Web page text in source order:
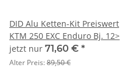
DID Alu Ketten-Kit Preiswert
KTM 250 EXC Enduro Bj. 12>
jetzt nur 71,60 € *
Alter Preis:89,50 €